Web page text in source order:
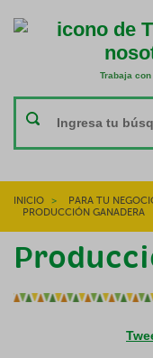
Trabaja
Trabaja
INICIO > PARA TU
PRODUCCIÓN GANADERA